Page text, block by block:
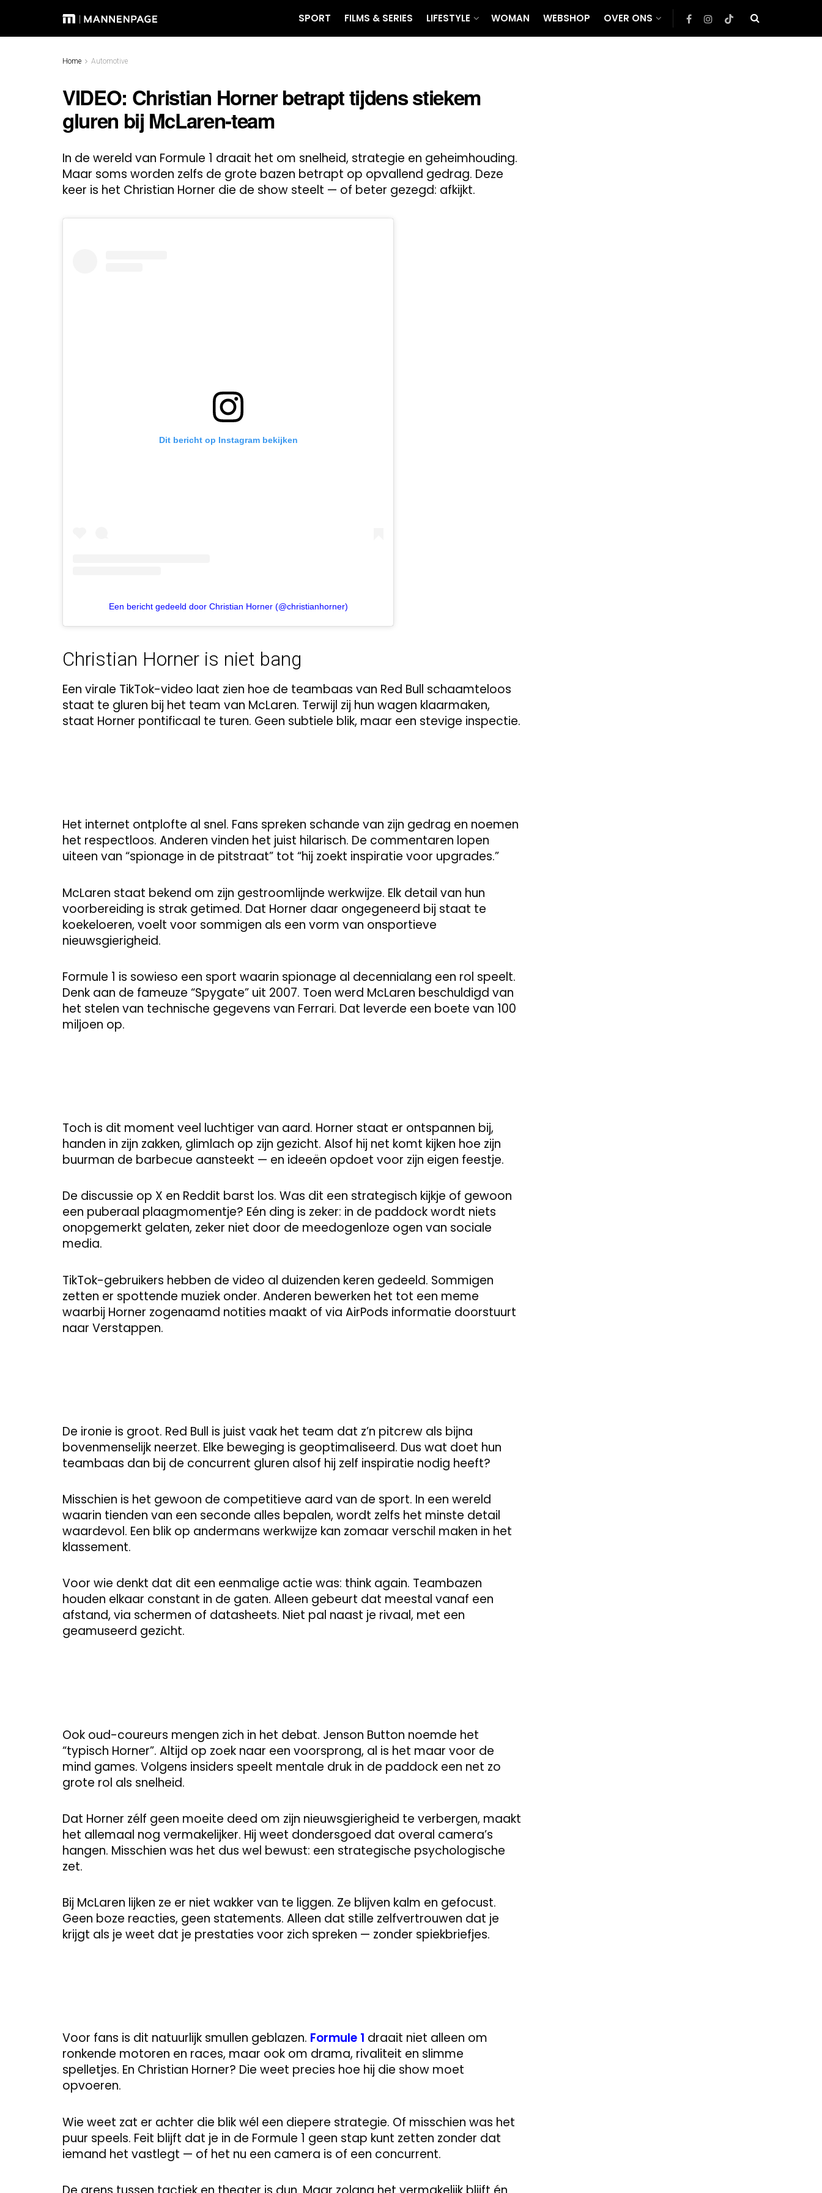
SPORT FILMS & SERIES LIFESTYLE WOMAN WEBSHOP OVER ONS
Home Automotive
VIDEO: Christian Horner betrapt tijdens stiekem
gluren bij McLaren-team
In de wereld van Formule 1 draait het om snelheid, strategie en geheimhouding.
Maar soms worden zelfs de grote bazen betrapt op opvallend gedrag. Deze
keer is het Christian Horner die de show steelt — of beter gezegd: afkijkt.
Dit bericht op Instagram bekijken
Een bericht gedeeld door Christian Horner (@christianhorner)
Christian Horner is niet bang
Een virale TikTok-video laat zien hoe de teambaas van Red Bull schaamteloos
staat te gluren bij het team van McLaren. Terwijl zij hun wagen klaarmaken,
staat Horner pontificaal te turen. Geen subtiele blik, maar een stevige inspectie.
Het internet ontplofte al snel. Fans spreken schande van zijn gedrag en noemen
het respectloos. Anderen vinden het juist hilarisch. De commentaren lopen
uiteen van “spionage in de pitstraat” tot “hij zoekt inspiratie voor upgrades.”
McLaren staat bekend om zijn gestroomlijnde werkwijze. Elk detail van hun
voorbereiding is strak getimed. Dat Horner daar ongegeneerd bij staat te
koekeloeren, voelt voor sommigen als een vorm van onsportieve
nieuwsgierigheid.
Formule 1 is sowieso een sport waarin spionage al decennialang een rol speelt.
Denk aan de fameuze “Spygate” uit 2007. Toen werd McLaren beschuldigd van
het stelen van technische gegevens van Ferrari. Dat leverde een boete van 100
miljoen op.
Toch is dit moment veel luchtiger van aard. Horner staat er ontspannen bij,
handen in zijn zakken, glimlach op zijn gezicht. Alsof hij net komt kijken hoe zijn
buurman de barbecue aansteekt — en ideeën opdoet voor zijn eigen feestje.
De discussie op X en Reddit barst los. Was dit een strategisch kijkje of gewoon
een puberaal plaagmomentje? Eén ding is zeker: in de paddock wordt niets
onopgemerkt gelaten, zeker niet door de meedogenloze ogen van sociale
media.
TikTok-gebruikers hebben de video al duizenden keren gedeeld. Sommigen
zetten er spottende muziek onder. Anderen bewerken het tot een meme
waarbij Horner zogenaamd notities maakt of via AirPods informatie doorstuurt
naar Verstappen.
De ironie is groot. Red Bull is juist vaak het team dat z’n pitcrew als bijna
bovenmenselijk neerzet. Elke beweging is geoptimaliseerd. Dus wat doet hun
teambaas dan bij de concurrent gluren alsof hij zelf inspiratie nodig heeft?
Misschien is het gewoon de competitieve aard van de sport. In een wereld
waarin tienden van een seconde alles bepalen, wordt zelfs het minste detail
waardevol. Een blik op andermans werkwijze kan zomaar verschil maken in het
klassement.
Voor wie denkt dat dit een eenmalige actie was: think again. Teambazen
houden elkaar constant in de gaten. Alleen gebeurt dat meestal vanaf een
afstand, via schermen of datasheets. Niet pal naast je rivaal, met een
geamuseerd gezicht.
Ook oud-coureurs mengen zich in het debat. Jenson Button noemde het
“typisch Horner”. Altijd op zoek naar een voorsprong, al is het maar voor de
mind games. Volgens insiders speelt mentale druk in de paddock een net zo
grote rol als snelheid.
Dat Horner zélf geen moeite deed om zijn nieuwsgierigheid te verbergen, maakt
het allemaal nog vermakelijker. Hij weet dondersgoed dat overal camera’s
hangen. Misschien was het dus wel bewust: een strategische psychologische
zet.
Bij McLaren lijken ze er niet wakker van te liggen. Ze blijven kalm en gefocust.
Geen boze reacties, geen statements. Alleen dat stille zelfvertrouwen dat je
krijgt als je weet dat je prestaties voor zich spreken — zonder spiekbriefjes.
Voor fans is dit natuurlijk smullen geblazen. Formule 1 draait niet alleen om
ronkende motoren en races, maar ook om drama, rivaliteit en slimme
spelletjes. En Christian Horner? Die weet precies hoe hij die show moet
opvoeren.
Wie weet zat er achter die blik wél een diepere strategie. Of misschien was het
puur speels. Feit blijft dat je in de Formule 1 geen stap kunt zetten zonder dat
iemand het vastlegt — of het nu een camera is of een concurrent.